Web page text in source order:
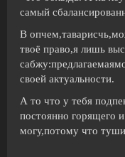
самый
В
твоё право,я лишь
своей актуальности.
А то что у тебя
постоянно горящего
могу,потому что